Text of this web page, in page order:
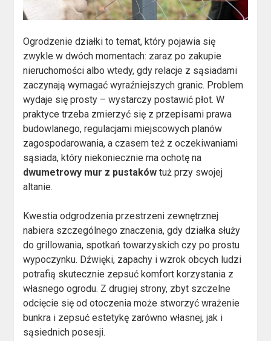
Ogrodzenie działki to temat, który pojawia się
zwykle w dwóch momentach: zaraz po zakupie
nieruchomości albo wtedy, gdy relacje z sąsiadami
zaczynają wymagać wyraźniejszych granic. Problem
wydaje się prosty – wystarczy postawić płot. W
praktyce trzeba zmierzyć się z przepisami prawa
budowlanego, regulacjami miejscowych planów
zagospodarowania, a czasem też z oczekiwaniami
sąsiada, który niekoniecznie ma ochotę na
dwumetrowy mur z pustaków tuż przy swojej
altanie.
Kwestia odgrodzenia przestrzeni zewnętrznej
nabiera szczególnego znaczenia, gdy działka służy
do grillowania, spotkań towarzyskich czy po prostu
wypoczynku. Dźwięki, zapachy i wzrok obcych ludzi
potrafią skutecznie zepsuć komfort korzystania z
własnego ogrodu. Z drugiej strony, zbyt szczelne
odcięcie się od otoczenia może stworzyć wrażenie
bunkra i zepsuć estetykę zarówno własnej, jak i
sąsiednich posesji.